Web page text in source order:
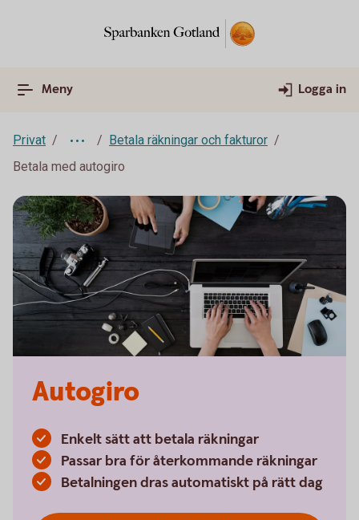
Meny Logga in
Privat
Betala räkningar och fakturor
Betala med autogiro
Autogiro
Enkelt sätt att betala räkningar
Passar bra för återkommande räkningar
Betalningen dras automatiskt på rätt dag